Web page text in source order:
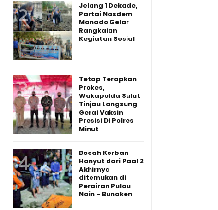
Jelang 1 Dekade,
Partai Nasdem
Manado Gelar
Rangkaian
Kegiatan Sosial
Tetap Terapkan
Prokes,
Wakapolda Sulut
Tinjau Langsung
Gerai Vaksin
Presisi Di Polres
Minut
Bocah Korban
Hanyut dari Paal 2
Akhirnya
ditemukan di
Perairan Pulau
Nain - Bunaken